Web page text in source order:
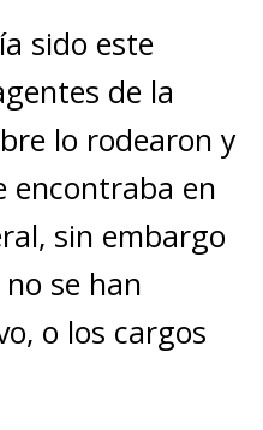
sido este
de la
lo rodearon y
encontraba en
sin embargo
se han
o los cargos